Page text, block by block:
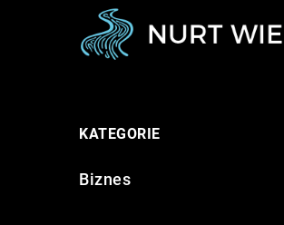
KATEGORIE
Biznes